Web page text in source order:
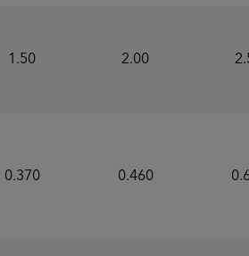
1.50
0.370
2.00
0.460